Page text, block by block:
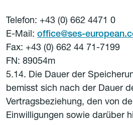
Telefon: +43 (0) 662 4471 0
E-Mail: office@ses-
Fax: +43 (0) 662 44 71-7199
FN: 89054m
5.14. Die Dauer der
bemisst sich nach der Dauer
Vertragsbeziehung, den von
Einwilligungen sowie darüber